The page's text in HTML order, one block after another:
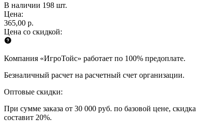
В наличии 198 шт.
Цена:
365,00 р.
Цена со скидкой:
Компания «ИгроТойс» работает по 100% предоплате.
Безналичный расчет на расчетный счет организации.
Оптовые скидки:
При сумме заказа от 30 000 руб. по базовой цене, скидка
составит 20%.